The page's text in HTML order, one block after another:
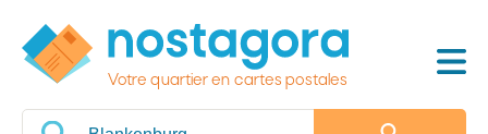
Votre quartier en cartes postales